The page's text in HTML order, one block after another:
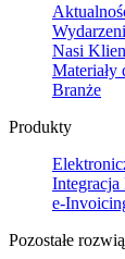
Nasi
Materiały
Branże
Produkty
e-
Pozostałe